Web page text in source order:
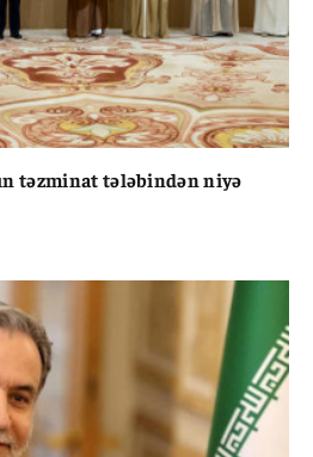
təzminat tələbindən niyə